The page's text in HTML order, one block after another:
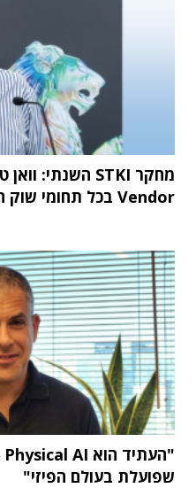
Vendor בכל תחומי שוק ה-IT
שפועלת בעולם הפיזי"